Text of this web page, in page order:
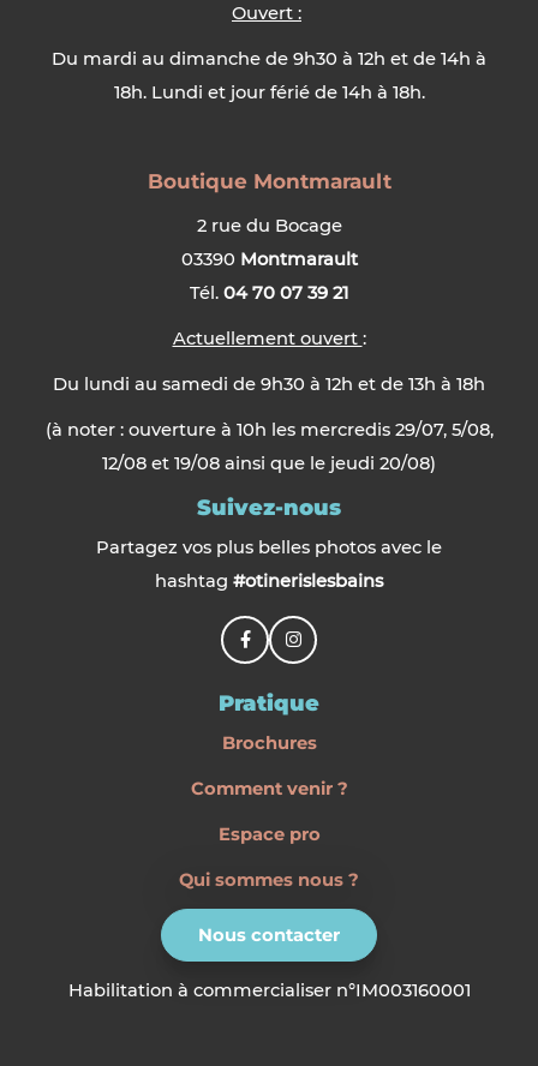
Ouvert :
Du mardi au dimanche de 9h30 à 12h et de 14h à
18h. Lundi et jour férié de 14h à 18h.
Boutique Montmarault
2 rue du Bocage
03390 Montmarault
Tél. 04 70 07 39 21
Actuellement ouvert :
Du lundi au samedi de 9h30 à 12h et de 13h à 18h
(à noter : ouverture à 10h les mercredis 29/07, 5/08,
12/08 et 19/08 ainsi que le jeudi 20/08)
Suivez-nous
Partagez vos plus belles photos avec le
hashtag #otinerislesbains
Pratique
Brochures
Comment venir ?
Espace pro
Qui sommes nous ?
Nous contacter
Habilitation à commercialiser n°IM003160001